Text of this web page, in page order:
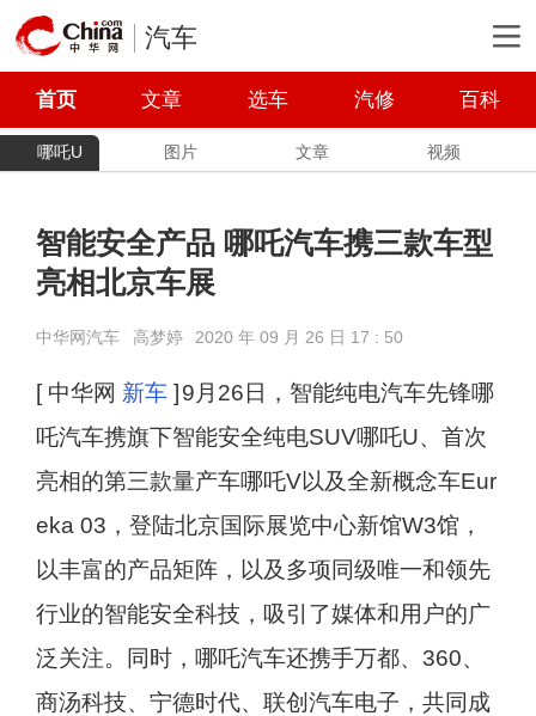
汽车
首页 文章 选车 汽修 百科
哪吒U 图片 文章 视频
智能安全产品 哪吒汽车携三款车型
亮相北京车展
中华网汽车 高梦婷 2020 年 09 月 26 日 17 : 50
[ 中华网 新车] 9月26日，智能纯电汽车先锋哪
吒汽车携旗下智能安全纯电SUV哪吒U、首次
亮相的第三款量产车哪吒V以及全新概念车Eur
eka 03，登陆北京国际展览中心新馆W3馆，
以丰富的产品矩阵，以及多项同级唯一和领先
行业的智能安全科技，吸引了媒体和用户的广
泛关注。同时，哪吒汽车还携手万都、360、
商汤科技、宁德时代、联创汽车电子，共同成